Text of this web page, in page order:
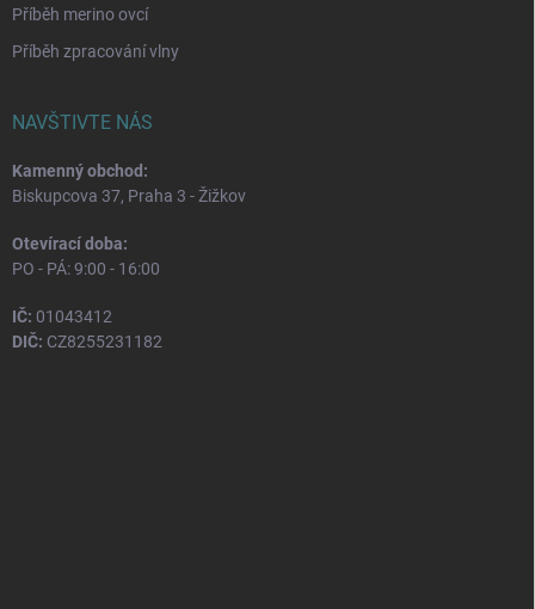
Příběh merino ovcí
Příběh zpracování vlny
NAVŠTIVTE NÁS
Kamenný obchod:
Biskupcova 37, Praha 3 - Žižkov
Otevírací doba:
PO - PÁ: 9:00 - 16:00
IČ: 01043412
DIČ: CZ8255231182